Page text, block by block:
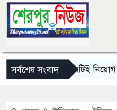
সর্বশেষ সংবাদ
ম্যানেজিং কমিটিই নিয়োগ দেবে